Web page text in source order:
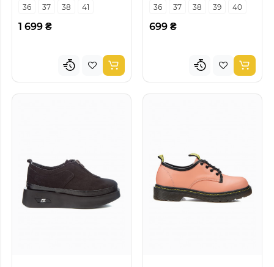
36
37 38 41
1 699 ₴
36
37 38 39 40
699 ₴